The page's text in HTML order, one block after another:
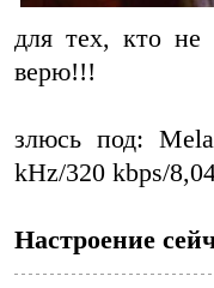
для тех, кто не
верю!!!
злюсь под:
kHz/320 kbps/
Настроение